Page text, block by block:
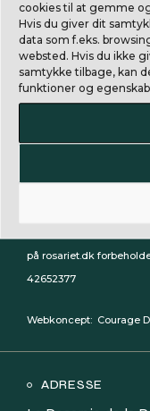
cookies til at gemme
Hvis du giver dit
data som f.eks.
websted. Hvis du ikke
samtykke tilbage, kan
funktioner og
La Rosaraie de la
på rosariet.dk
42652377
Webkoncept: Courage
ADRESSE